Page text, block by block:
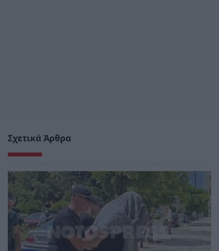
Σχετικά Άρθρα